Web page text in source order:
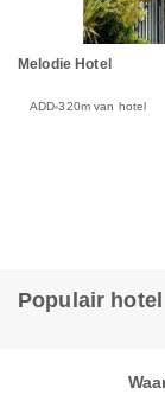
Melodie Hotel
ADD 320m van hotel
Populair hotel